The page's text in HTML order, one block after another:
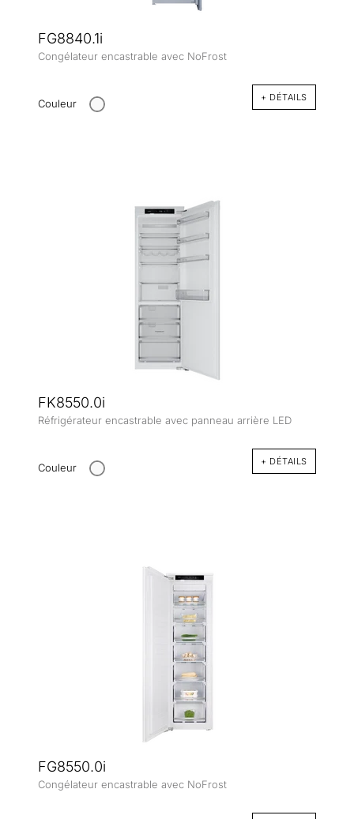
FG8840.1i
Congélateur encastrable avec NoFrost
Couleur + DÉTAILS
FK8550.0i
Réfrigérateur encastrable avec panneau arrière LED
Couleur + DÉTAILS
FG8550.0i
Congélateur encastrable avec NoFrost